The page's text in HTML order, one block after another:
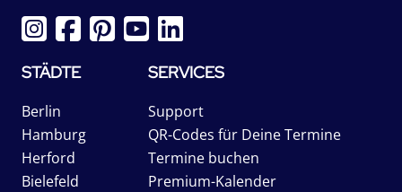
STÄDTE
Berlin
Hamburg
Herford
Bielefeld
SERVICES
Support
QR-Codes für Deine Termine
Termine buchen
Premium-Kalender